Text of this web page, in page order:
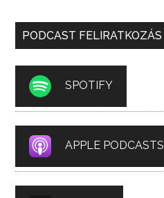
PODCAST FELIRATKOZÁS
SPOTIFY
APPLE PODCASTS